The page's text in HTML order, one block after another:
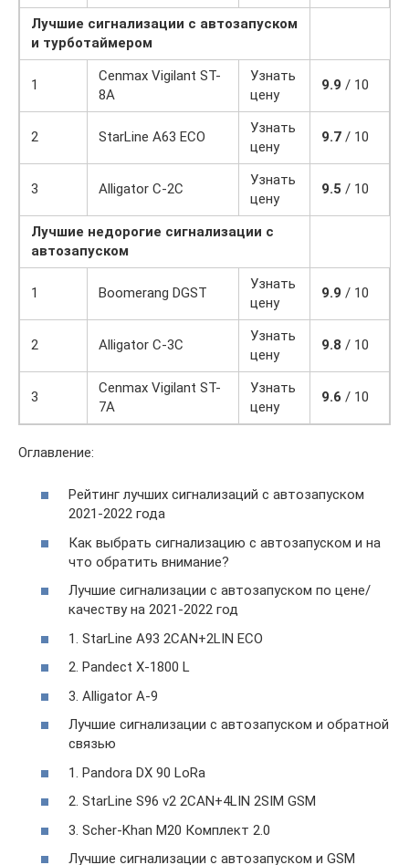
Лучшие сигнализации с автозапуском
и турботаймером
1
Cenmax Vigilant ST-
8A
Узнать
цену
9.9 / 10
2 StarLine A63 ECO
Узнать
цену
9.7 / 10
3 Alligator C-2C
Узнать
цену
9.5 / 10
Лучшие недорогие сигнализации с
автозапуском
1 Boomerang DGST
Узнать
цену
9.9 / 10
2 Alligator C-3C
Узнать
цену
9.8 / 10
3
Cenmax Vigilant ST-
7A
Узнать
цену
9.6 / 10
Оглавление:
Рейтинг лучших сигнализаций с автозапуском
2021-2022 года
Как выбрать сигнализацию с автозапуском и на
что обратить внимание?
Лучшие сигнализации с автозапуском по цене/
качеству на 2021-2022 год
1. StarLine A93 2CAN+2LIN ECO
2. Pandect X-1800 L
3. Alligator A-9
Лучшие сигнализации с автозапуском и обратной
связью
1. Pandora DX 90 LoRa
2. StarLine S96 v2 2CAN+4LIN 2SIM GSM
3. Scher-Khan М20 Комплект 2.0
Лучшие сигнализации с автозапуском и GSM